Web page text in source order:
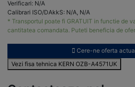
Verificari: N/A
Calibrari ISO/DAkkS: N/A, N/A
* Transportul poate fi GRATUIT in functie de
cantitatea comandata. Puteti beneficia de
Cere-ne oferta
Vezi fisa tehnica KERN OZB-A4571UK